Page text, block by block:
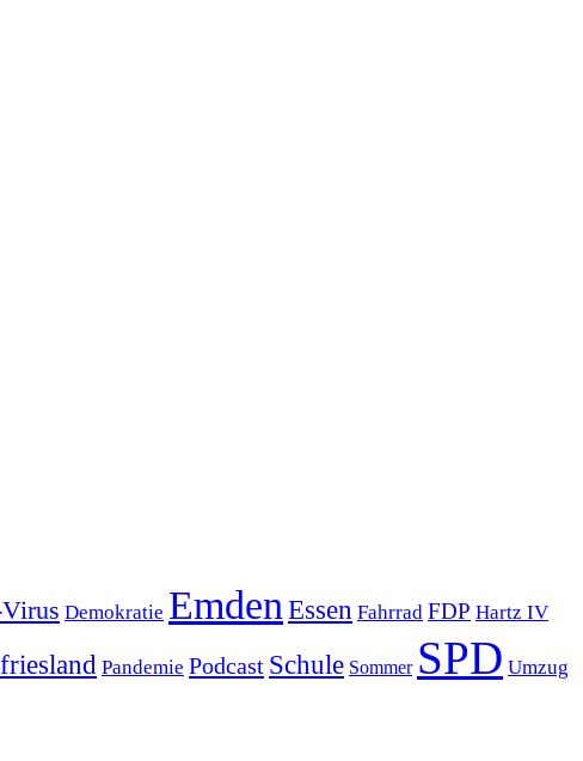
Demokratie Emden Essen Fahrrad FDP Hartz IV
Pandemie Podcast Schule Sommer SPD Umzug